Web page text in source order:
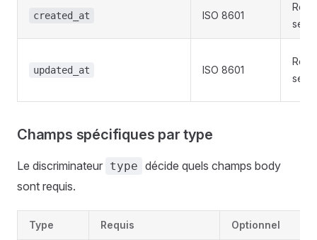
created_at ISO 8601
updated_at ISO 8601
Champs spécifiques par type
Le discriminateur type décide quels champs body
sont requis.
Type Requis Optionnel